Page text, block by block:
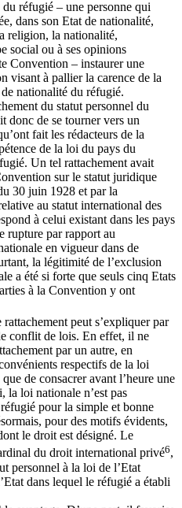
réfugié – une personne qui
dans son Etat de nationalité,
religion, la nationalité,
social ou à ses opinions
Convention – instaurer une
visant à pallier la carence de la
nationalité du réfugié.
du statut personnel du
donc de se tourner vers un
fait les rédacteurs de la
de la loi du pays du
Un tel rattachement avait
sur le statut juridique
30 juin 1928 et par la
au statut international des
à celui existant dans les pays
rupture par rapport au
en vigueur dans de
la légitimité de l’exclusion
a été si forte que seuls cinq Etats
à la Convention y ont
peut s’expliquer par
conflit de lois. En effet, il ne
par un autre, en
respectifs de la loi
de consacrer avant l’heure une
la loi nationale n’est pas
pour la simple et bonne
pour des motifs évidents,
le droit est désigné. Le
du droit international privé6,
personnel à la loi de l’Etat
dans lequel le réfugié a établi